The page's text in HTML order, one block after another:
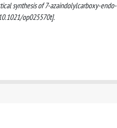
synthesis of 7-azaindolylcarboxy-endo-
op025570t].